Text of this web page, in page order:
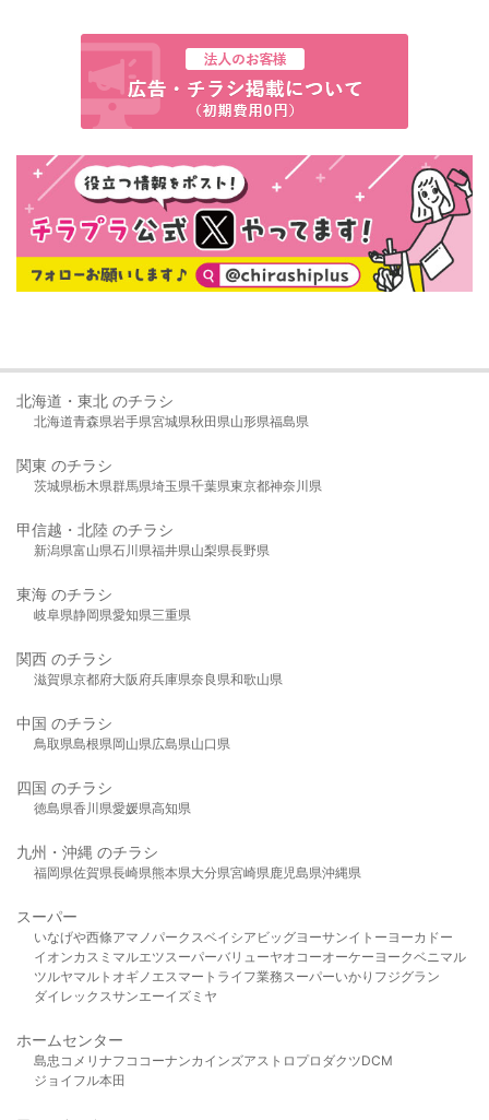
北海道・東北 のチラシ
北海道青森県岩手県宮城県秋田県山形県福島県
関東 のチラシ
茨城県栃木県群馬県埼玉県千葉県東京都神奈川県
甲信越・北陸 のチラシ
新潟県富山県石川県福井県山梨県長野県
東海 のチラシ
岐阜県静岡県愛知県三重県
関西 のチラシ
滋賀県京都府大阪府兵庫県奈良県和歌山県
中国 のチラシ
鳥取県島根県岡山県広島県山口県
四国 のチラシ
徳島県香川県愛媛県高知県
九州・沖縄 のチラシ
福岡県佐賀県長崎県熊本県大分県宮崎県鹿児島県沖縄県
スーパー
いなげや西條アマノパークスベイシア ビッグヨーサンイトーヨーカドー
イオンカスミ マルエツスーパーバリューヤオコーオーケー ヨークベニマル
ツルヤマルト オギノ エスマート ライフ業務スーパーいかり フジグラン
ダイレックスサンエーイズミヤ
ホームセンター
島忠 コメリ ナフコ コーナンカインズアストロプロダクツDCM
ジョイフル本田